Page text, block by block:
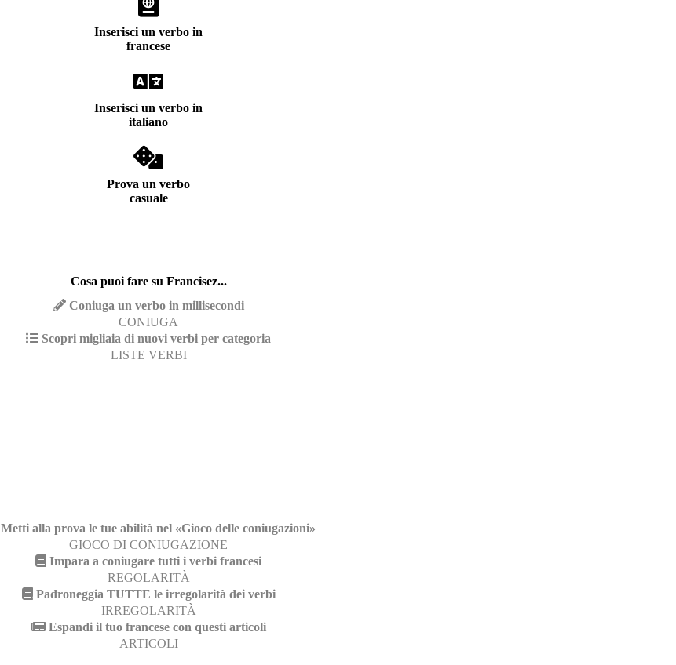
Inserisci un verbo in
francese
Inserisci un verbo in
italiano
Prova un verbo
casuale
Cosa puoi fare su Francisez...
Coniuga un verbo in millisecondi
CONIUGA
Scopri migliaia di nuovi verbi per categoria
LISTE VERBI
Metti alla prova le tue abilità nel «Gioco delle coniugazioni»
GIOCO DI CONIUGAZIONE
Impara a coniugare tutti i verbi francesi
REGOLARITÀ
Padroneggia TUTTE le irregolarità dei verbi
IRREGOLARITÀ
Espandi il tuo francese con questi articoli
ARTICOLI